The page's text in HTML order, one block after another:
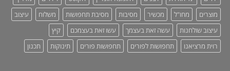
מוצרים
מחו"ל מכשיר מסיבות מסיבת תחפושות משלוח
עיצוב
עיצוב שולחנות
עשה זאת בעצמך עשו זאת בעצמכם
קיץ
רוית מרציאנו
תחפושות לפורים תחפושות פורים תינוקות תכנון